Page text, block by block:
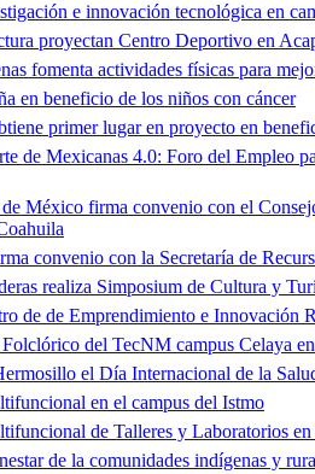
e innovación tecnológica en
proyectan Centro Deportivo en
fomenta actividades físicas para
en beneficio de los niños con cáncer
primer lugar en proyecto en
de Mexicanas 4.0: Foro del Empleo
México firma convenio con el
convenio con la Secretaría de
realiza Simposium de Cultura y
de de Emprendimiento e Innovación
del TecNM campus Celaya
el Día Internacional de la
en el campus del Istmo
de Talleres y Laboratorios
de la comunidades indígenas y